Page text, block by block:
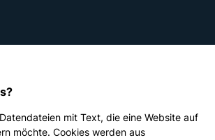
mit Text, die eine Website auf
möchte. Cookies werden aus